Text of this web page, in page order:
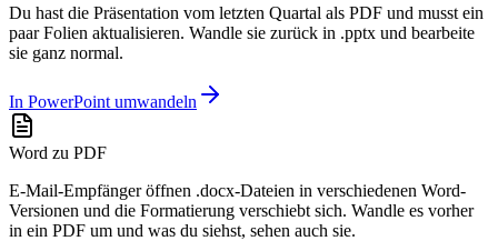
Du hast die Präsentation vom letzten Quartal als PDF und musst ein
paar Folien aktualisieren. Wandle sie zurück in .pptx und bearbeite
sie ganz normal.
In PowerPoint umwandeln
Word zu PDF
E-Mail-Empfänger öffnen .docx-Dateien in verschiedenen Word-
Versionen und die Formatierung verschiebt sich. Wandle es vorher
in ein PDF um und was du siehst, sehen auch sie.